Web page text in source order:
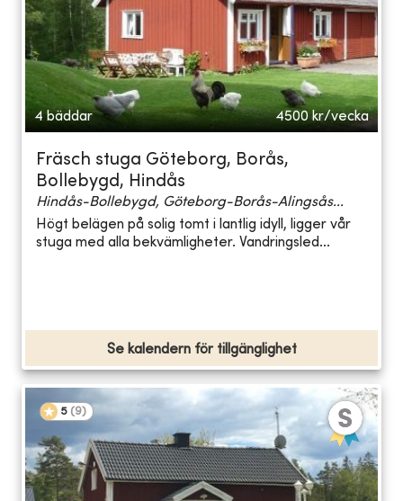
4 bäddar 4500 kr/vecka
Fräsch stuga Göteborg, Borås,
Bollebygd, Hindås
Hindås-Bollebygd, Göteborg-Borås-Alingsås...
Högt belägen på solig tomt i lantlig idyll, ligger vår
stuga med alla bekvämligheter. Vandringsled...
Se kalendern för tillgänglighet
5 (9)